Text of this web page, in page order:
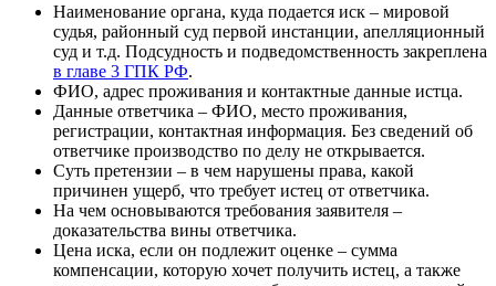
Наименование органа, куда подается иск – мировой
судья, районный суд первой инстанции, апелляционный
суд и т.д. Подсудность и подведомственность закреплена
в главе 3 ГПК РФ.
ФИО, адрес проживания и контактные данные истца.
Данные ответчика – ФИО, место проживания,
регистрации, контактная информация. Без сведений об
ответчике производство по делу не открывается.
Суть претензии – в чем нарушены права, какой
причинен ущерб, что требует истец от ответчика.
На чем основываются требования заявителя –
доказательства вины ответчика.
Цена иска, если он подлежит оценке – сумма
компенсации, которую хочет получить истец, а также